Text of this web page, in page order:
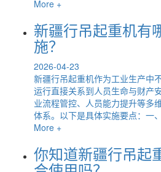
More +
新疆行吊起重机有
施？
2026-04-23
新疆行吊起重机作为工业生产中
运行直接关系到人员生命与财产
业流程管控、人员能力提升等多
体系。以下是具体实施要点：一
More +
你知道新疆行吊起